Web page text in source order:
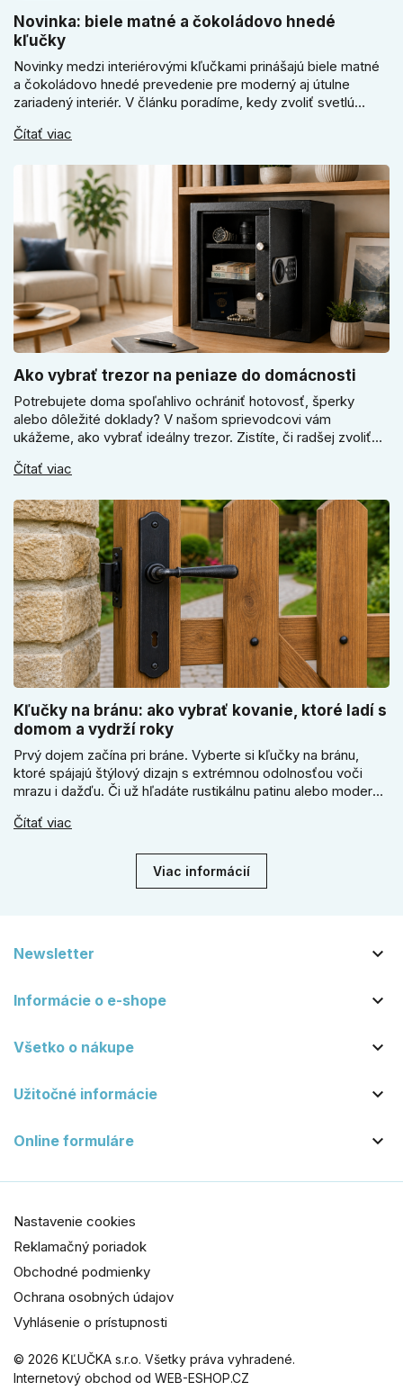
Novinka: biele matné a čokoládovo hnedé
kľučky
Novinky medzi interiérovými kľučkami prinášajú biele matné
a čokoládovo hnedé prevedenie pre moderný aj útulne
zariadený interiér. V článku poradíme, kedy zvoliť svetlú
ako vyberať medzi okrúhlym a štvorcovým štítom. Nové
Čítať viac
Ako vybrať trezor na peniaze do domácnosti
Potrebujete doma spoľahlivo ochrániť hotovosť, šperky
alebo dôležité doklady? V našom sprievodcovi vám
ukážeme, ako vybrať ideálny trezor. Zistíte, či radšej zvoliť
kľúčové jeho správne ukotvenie.
Čítať viac
Kľučky na bránu: ako vybrať kovanie, ktoré ladí s
domom a vydrží roky
Prvý dojem začína pri bráne. Vyberte si kľučky na bránu,
ktoré spájajú štýlový dizajn s extrémnou odolnosťou voči
mrazu i dažďu. Či už hľadáte rustikálnu patinu alebo moderné
vydrží roky. Zabezpečte svoj vstup kvalitou, ktorá prežije
Čítať viac
Viac informácií
Newsletter 
Informácie o e-shope 
Všetko o nákupe 
Užitočné informácie 
Online formuláre 
© 2026 KĽUČKA s.r.o. Všetky práva vyhradené.
Internetový obchod od WEB-ESHOP.CZ
Nastavenie cookies
Reklamačný poriadok
Obchodné podmienky
Ochrana osobných údajov
Vyhlásenie o prístupnosti